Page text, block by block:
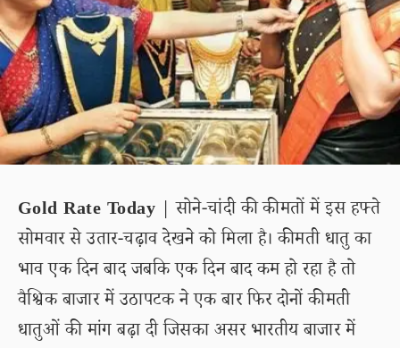
Gold Rate Today | सोने-चांदी की कीमतों में इस हफ्ते
सोमवार से उतार-चढ़ाव देखने को मिला है। कीमती धातु का
भाव एक दिन बाद जबकि एक दिन बाद कम हो रहा है तो
वैश्विक बाजार में उठापटक ने एक बार फिर दोनों कीमती
धातुओं की मांग बढ़ा दी जिसका असर भारतीय बाजार में